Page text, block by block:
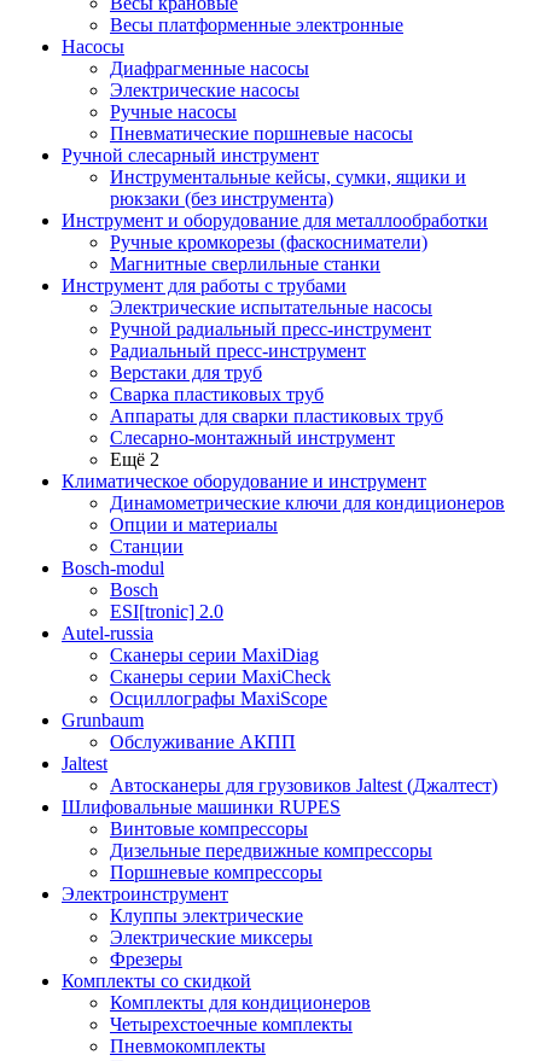
Весы платформенные электронные
Насосы
Диафрагменные насосы
Электрические насосы
Ручные насосы
Пневматические поршневые насосы
Ручной слесарный инструмент
Инструментальные кейсы, сумки, ящики и
рюкзаки (без инструмента)
Инструмент и оборудование для металлообработки
Ручные кромкорезы (фаскосниматели)
Магнитные сверлильные станки
Инструмент для работы с трубами
Электрические испытательные насосы
Ручной радиальный пресс-инструмент
Радиальный пресс-инструмент
Верстаки для труб
Сварка пластиковых труб
Аппараты для сварки пластиковых труб
Слесарно-монтажный инструмент
Ещё 2
Климатическое оборудование и инструмент
Динамометрические ключи для кондиционеров
Опции и материалы
Станции
Bosch-modul
Bosch
ESI[tronic] 2.0
Autel-russia
Сканеры серии MaxiDiag
Сканеры серии MaxiCheck
Осциллографы MaxiScope
Grunbaum
Обслуживание АКПП
Jaltest
Автосканеры для грузовиков Jaltest (Джалтест)
Шлифовальные машинки RUPES
Винтовые компрессоры
Дизельные передвижные компрессоры
Поршневые компрессоры
Электроинструмент
Клуппы электрические
Электрические миксеры
Фрезеры
Комплекты со скидкой
Комплекты для кондиционеров
Четырехстоечные комплекты
Пневмокомплекты